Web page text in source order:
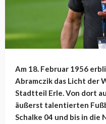
Am 18. Februar 1956
Abramczik das Licht der
Stadtteil Erle. Von dort
äußerst talentierten
Schalke 04 und bis in die